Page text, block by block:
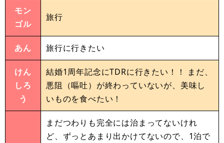
モン
ゴル
旅行
あん 旅行に行きたい
けん
しろ
う
結婚1周年記念にTDRに行きたい！！ まだ、
悪阻（嘔吐）が終わっていないが、美味し
いものを食べたい！
まだつわりも完全には治まってないけれ
ど、ずっとあまり出かけてないので、1泊で